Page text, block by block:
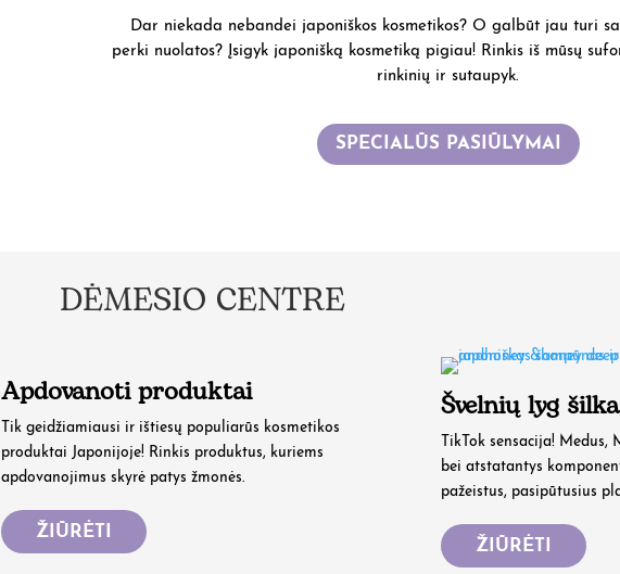
Dar niekada nebandei japoniškos kosmetikos? O galbūt jau turi
perki nuolatos? Įsigyk japonišką kosmetiką pigiau! Rinkis iš mūsų
rinkinių ir sutaupyk.
SPECIALŪS PASIŪLYMAI
DĖMESIO CENTRE
Apdovanoti produktai
Tik geidžiamiausi ir ištiesų populiarūs kosmetikos
produktai Japonijoje! Rinkis produktus, kuriems
apdovanojimus skyrė patys žmonės.
ŽIŪRĖTI
Švelnių lyg
TikTok sensacija!
bei atstatantys
pažeistus, pasipūtusius
ŽIŪRĖTI